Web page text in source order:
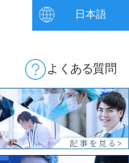
日本語
よくある質問